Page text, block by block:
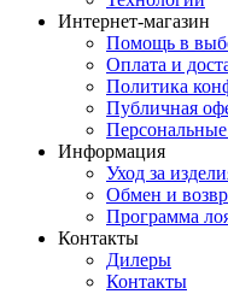
Интернет-магазин
Помощь в
Оплата и
Политика
Публичная
Информация
Уход за
Обмен и
Программа
Контакты
Дилеры
Контакты